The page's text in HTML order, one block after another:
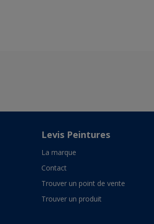
Levis Peintures
La marque
Contact
Trouver un point de vente
Trouver un produit